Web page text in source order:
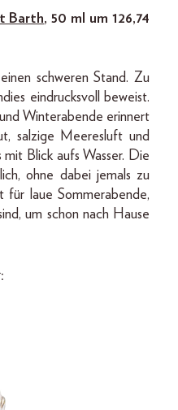
Barth, 50 ml um 126,74
schweren Stand. Zu
eindrucksvoll beweist.
Winterabende erinnert
salzige Meeresluft und
Blick aufs Wasser. Die
ohne dabei jemals zu
laue Sommerabende,
um schon nach Hause